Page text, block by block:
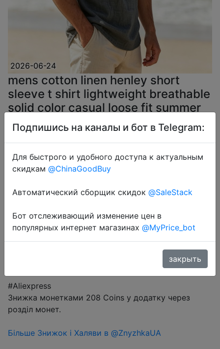
2026-06-24
mens cotton linen henley short
sleeve t shirt lightweight breathable
solid color casual loose fit summer
beach vacation top
$6.57
Coins
#Aliexpress
Знижка монетками 208 Coins у додатку через
розділ монет.
Більше Знижок і Халяви в @ZnyzhkaUA
Подпишись на каналы и бот в Telegram:
Для быстрого и удобного доступа к актуальным
скидкам @ChinaGoodBuy
Автоматический сборщик скидок @SaleStack
Бот отслеживающий изменение цен в
популярных интернет магазинах @MyPrice_bot
закрыть